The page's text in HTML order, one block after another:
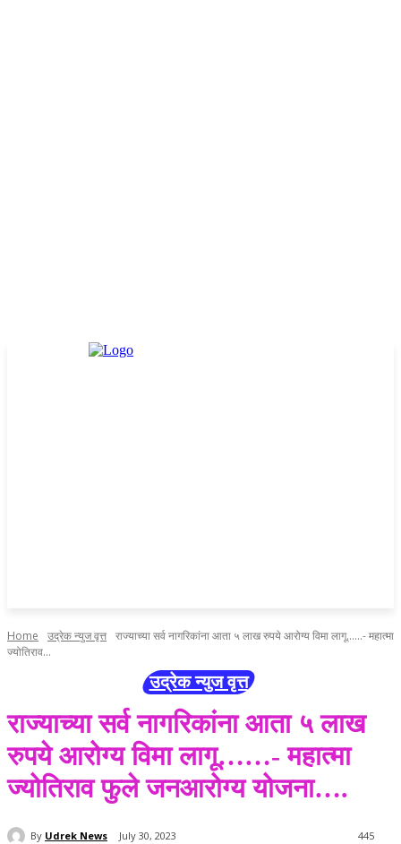
Home उद्रेक न्युज वृत्त राज्याच्या सर्व नागरिकांना आता ५ लाख रुपये आरोग्य विमा लागू......- महात्मा
ज्योतिराव...
उद्रेक न्युज वृत्त
राज्याच्या सर्व नागरिकांना आता ५ लाख
रुपये आरोग्य विमा लागू……- महात्मा
ज्योतिराव फुले जनआरोग्य योजना….
By Udrek News July 30, 2023 445